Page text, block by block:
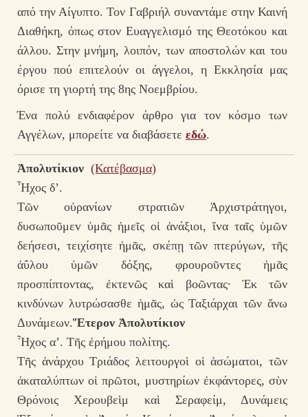
από την Αίγυπτο. Τον Γαβριήλ συναντάμε στην Καινή
Διαθήκη, όπως στον Ευαγγελισμό της Θεοτόκου και
άλλου. Στην μνήμη, λοιπόν, των αποστολών και του
έργου πού επιτελούν οι άγγελοι, η Εκκλησία μας
όρισε τη γιορτή της 8ης Νοεμβρίου.
Ένα πολύ ενδιαφέρον άρθρο για τον κόσμο των
Αγγέλων, μπορείτε να διαβάσετε εδώ.
Ἀπολυτίκιον (Κατέβασμα)
Ἦχος δ’.
Τῶν οὐρανίωv στρατιῶν Ἀρχιστράτηγοι,
δυσωποῦμεv ὑμᾶς ἡμεῖς οἱ ἀνάξιοι, ἵvα ταῖς ὑμῶv
δεήσεσι, τειχίσητε ἡμᾶς, σκέπῃ τῶν πτερύγωv, τῆς
ἀΰλου ὑμῶν δόξης, φρουροῦvτες ἡμᾶς
προσπίπτοντας, ἐκτεvῶς καὶ βοῶντας· Ἐκ τῶν
κινδύνων λυτρώσασθε ἡμᾶς, ὡς Ταξιάρχαι τῶν ἄνω
Δυνάμεων.Ἕτερον Ἀπολυτίκιον
Ἦχος α’. Τῆς ἐρήμου πολίτης.
Τῆς ἀνάρχου Τριάδος λειτουργοὶ οἱ ἀσώματοι, τῶν
ἀκαταλύπτων οἱ πρῶτοι, μυστηρίων ἐκφάντορες, σὺν
Θρόνοις Χερουβεὶμ καὶ Σεραφείμ, Δυνάμεις